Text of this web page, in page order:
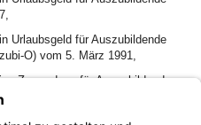
Urlaubsgeld für Auszubildende
O) vom 5. März 1991,
Zuwendung für Auszubildende
Zuwendung für Auszubildende